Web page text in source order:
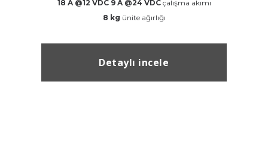
18 A @12 VDC 9 A @24 VDCçalışma akımı
8 kg ünite ağırlığı
Detaylı incele